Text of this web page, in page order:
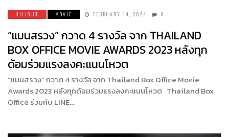
HILIGHT MOVIE FEBRUARY 14, 2024 0
“แมนสรวง” กวาด 4 รางวัล จาก THAILAND
BOX OFFICE MOVIE AWARDS 2023 หลังทุก
ด้อมร่วมแรงลงคะแนนโหวต
“แมนสรวง” กวาด 4 รางวัล จาก Thailand Box Office Movie
Awards 2023 หลังทุกด้อมร่วมแรงลงคะแนนโหวต Thailand Box
Office ร่วมกับ LINE…